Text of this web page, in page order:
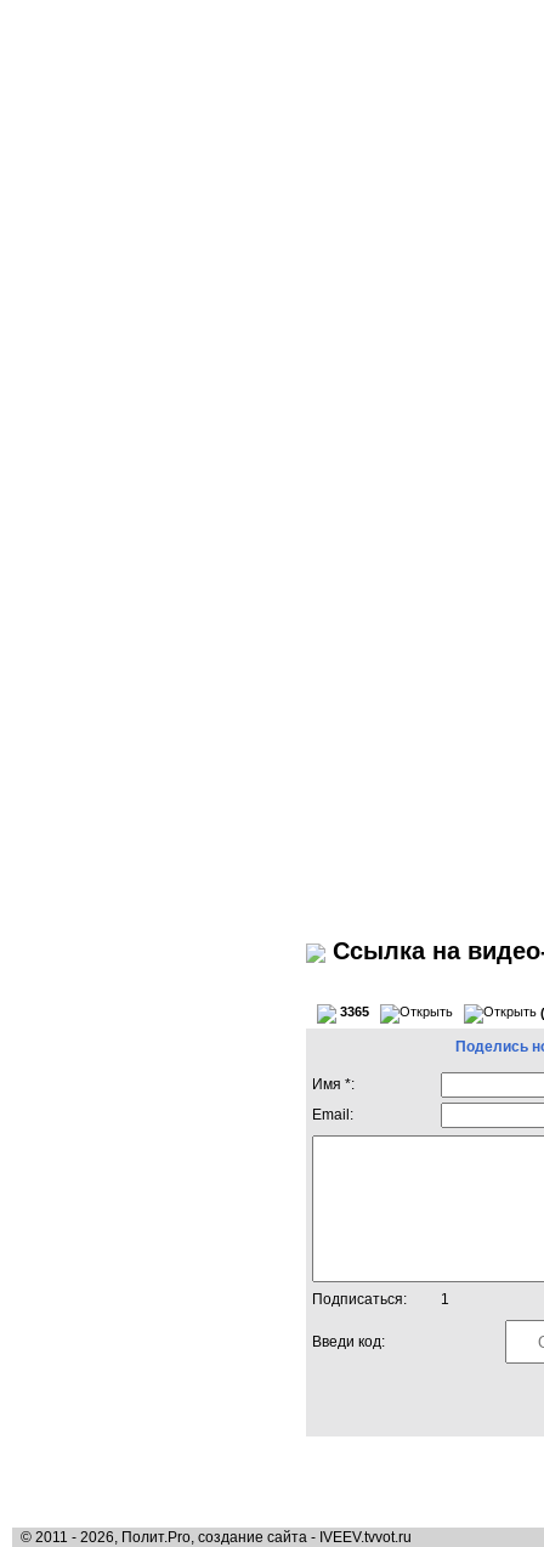
Ссылка на
3365
Поделись
Имя *:
Email:
Подписаться: 1
Введи код:
© 2011 - 2026, Полит.Pro, создание сайта - IVEEV.tvvot.ru